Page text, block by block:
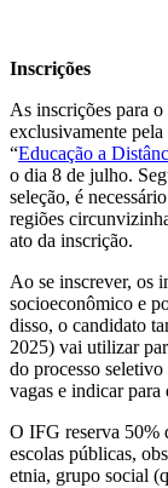
Inscrições
As inscrições para o
exclusivamente
“Educação a
o dia 8 de julho.
seleção, é
regiões
ato da inscrição.
Ao se inscrever, os
socioeconômico e
disso, o candidato
2025) vai utilizar
do processo
vagas e indicar para
O IFG reserva 50%
escolas públicas,
etnia, grupo social